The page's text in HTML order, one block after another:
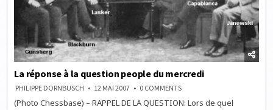
La réponse à la question people du mercredi
PHILIPPE DORNBUSCH 12 MAI 2007 0 COMMENTSON
RÉPONSE
(Photo Chessbase) – RAPPEL DE LA QUESTION: Lors de quel